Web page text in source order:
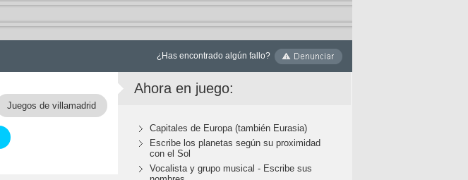
¿Has encontrado algún fallo?
Juegos de villamadrid
Ahora en juego:
Capitales de Europa (también Eurasia)
Escribe los planetas según su proximidad
con el Sol
Vocalista y grupo musical - Escribe sus